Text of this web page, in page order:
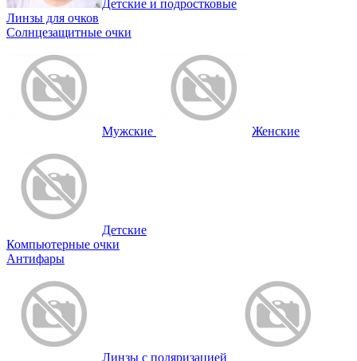
Детские и подростковые
Линзы для очков
Солнцезащитные очки
Мужские Женские
Детские
Компьютерные очки
Антифары
Линзы с поляризацией